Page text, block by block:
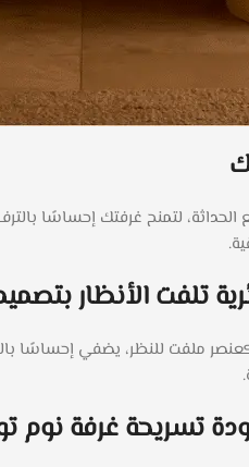
لتمنح غرفتك إحساسًا
تلفت الأنظار
ملفت للنظر، يضفي إحساسًا
تسريحة غرفة نوم